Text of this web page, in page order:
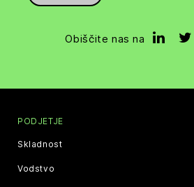
Obiščite nas na
PODJETJE
Skladnost
Vodstvo